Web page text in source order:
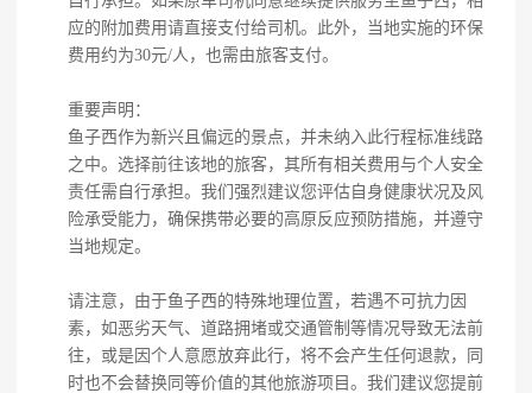
应的附加费用请直接支付给司机。此外，当地实施的环保
费用约为30元/人，也需由旅客支付。
重要声明：
鱼子西作为新兴且偏远的景点，并未纳入此行程标准线路
之中。选择前往该地的旅客，其所有相关费用与个人安全
责任需自行承担。我们强烈建议您评估自身健康状况及风
险承受能力，确保携带必要的高原反应预防措施，并遵守
当地规定。
请注意，由于鱼子西的特殊地理位置，若遇不可抗力因
素，如恶劣天气、道路拥堵或交通管制等情况导致无法前
往，或是因个人意愿放弃此行，将不会产生任何退款，同
时也不会替换同等价值的其他旅游项目。我们建议您提前